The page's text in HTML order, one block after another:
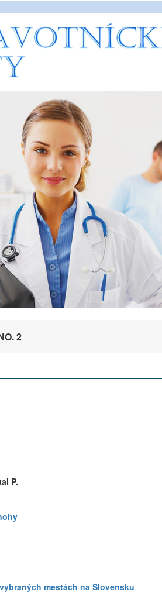
2
P.
mestách na Slovensku